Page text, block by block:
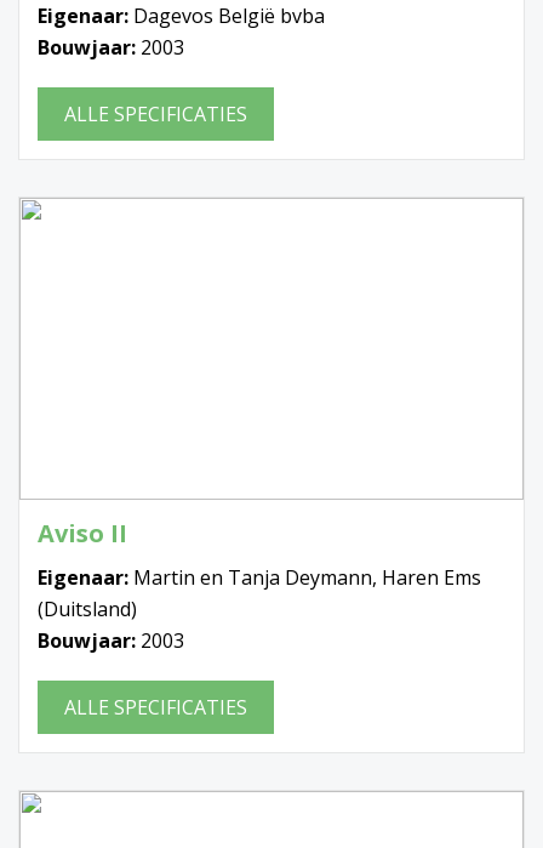
Eigenaar: Dagevos België bvba
Bouwjaar: 2003
ALLE SPECIFICATIES
Aviso II
Eigenaar: Martin en Tanja Deymann, Haren Ems
(Duitsland)
Bouwjaar: 2003
ALLE SPECIFICATIES